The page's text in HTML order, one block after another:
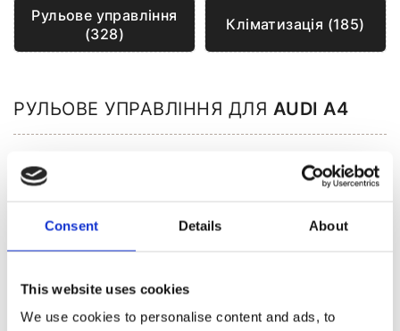
Consent Details About
This website uses cookies
We use cookies to personalise content and ads, to
Рульове управління
(328)
Кліматизація (185)
РУЛЬОВЕ УПРАВЛІННЯ ДЛЯ AUDI A4